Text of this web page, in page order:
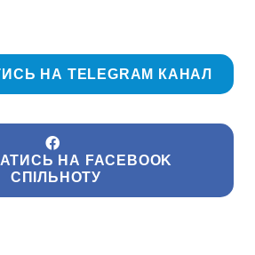
НА TELEGRAM КАНАЛ
НА FACEBOOK
СПІЛЬНОТУ